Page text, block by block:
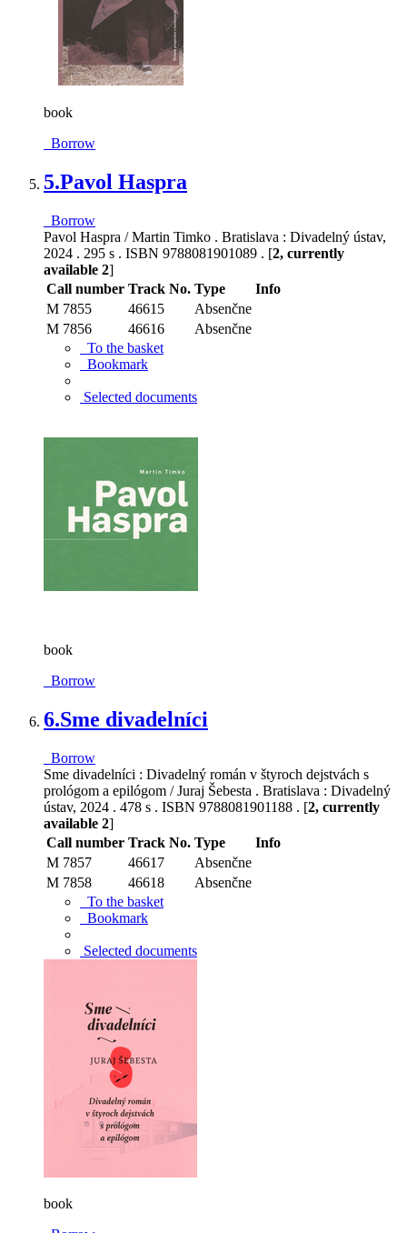
book
Borrow
5.Pavol Haspra
Borrow
Pavol Haspra / Martin Timko . Bratislava : Divadelný ústav,
2024 . 295 s . ISBN 9788081901089 . [2, currently
available 2]
Call number Track No. Type
Info
M 7855
46615
Absenčne
M 7856
46616
Absenčne
To the basket
Bookmark
Selected documents
book
Borrow
6.Sme divadelníci
Borrow
Sme divadelníci : Divadelný román v štyroch dejstvách s
prológom a epilógom / Juraj Šebesta . Bratislava : Divadelný
ústav, 2024 . 478 s . ISBN 9788081901188 . [2, currently
available 2]
Call number Track No. Type
Info
M 7857
46617
Absenčne
M 7858
46618
Absenčne
To the basket
Bookmark
Selected documents
book